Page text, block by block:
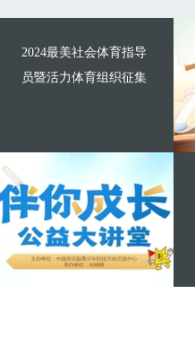
2024最美社会体育指导
员暨活力体育组织征集